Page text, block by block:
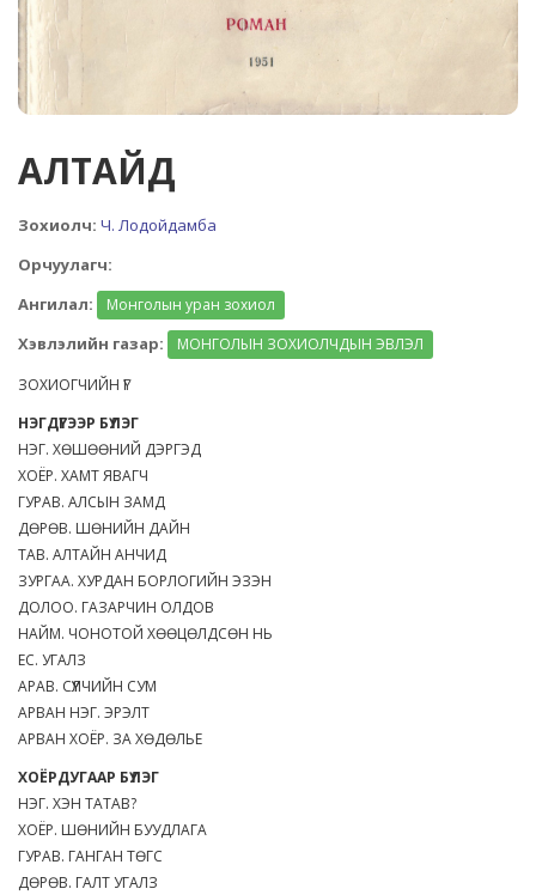
АЛТАЙД
Зохиолч: Ч. Лодойдамба
Орчуулагч:
Ангилал:
Монголын уран зохиол
Хэвлэлийн газар:
МОНГОЛЫН ЗОХИОЛЧДЫН ЭВЛЭЛ
ЗОХИОГЧИЙН ҮГ
НЭГДҮГЭЭР БҮЛЭГ
НЭГ. ХӨШӨӨНИЙ ДЭРГЭД
ХОЁР. ХАМТ ЯВАГЧ
ГУРАВ. АЛСЫН ЗАМД
ДӨРӨВ. ШӨНИЙН ДАЙН
ТАВ. АЛТАЙН АНЧИД
ЗУРГАА. ХУРДАН БОРЛОГИЙН ЭЗЭН
ДОЛОО. ГАЗАРЧИН ОЛДОВ
НАЙМ. ЧОНОТОЙ ХӨӨЦӨЛДСӨН НЬ
ЕС. УГАЛЗ
АРАВ. СҮҮЛЧИЙН СУМ
АРВАН НЭГ. ЭРЭЛТ
АРВАН ХОЁР. ЗА ХӨДӨЛЬЕ
ХОЁРДУГААР БҮЛЭГ
НЭГ. ХЭН ТАТАВ?
ХОЁР. ШӨНИЙН БУУДЛАГА
ГУРАВ. ГАНГАН ТӨГС
ДӨРӨВ. ГАЛТ УГАЛЗ